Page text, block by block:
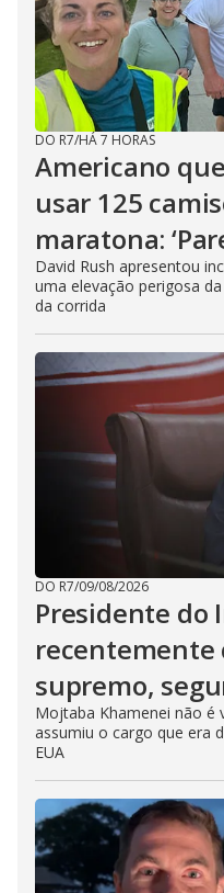
DO R7/HÁ 7 HORAS
Americano
usar 125
maratona:
David Rush apresentou
uma elevação perigosa
da corrida
DO R7/09/08/2026
Presidente do
recentemente
supremo,
Mojtaba Khamenei não é
assumiu o cargo que era
EUA